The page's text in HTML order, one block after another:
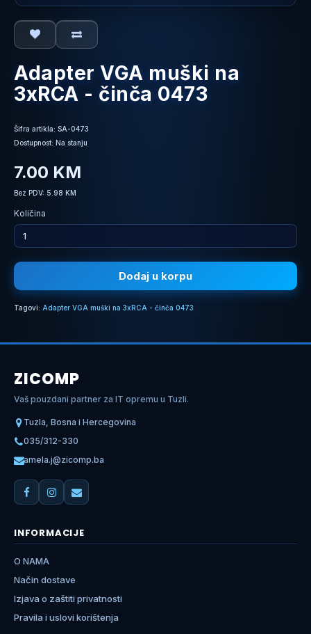
Adapter VGA muški na
3xRCA - činča 0473
Šifra artikla: SA-0473
Dostupnost: Na stanju
7.00 KM
Bez PDV: 5.98 KM
Količina
Dodaj u korpu
Tagovi: Adapter VGA muški na 3xRCA - činča 0473
ZICOMP
Vaš pouzdani partner za IT opremu u Tuzli.
Tuzla, Bosna i Hercegovina
035/312-330
amela.j@zicomp.ba
INFORMACIJE
O NAMA
Način dostave
Izjava o zaštiti privatnosti
Pravila i uslovi korištenja